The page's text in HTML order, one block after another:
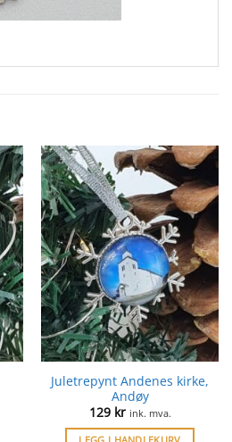
Juletrepynt Andenes kirke,
Andøy
129 kr ink. mva.